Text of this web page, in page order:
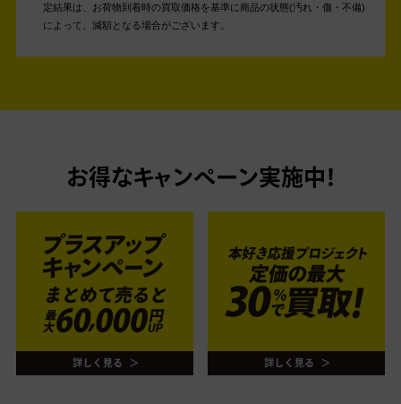
定結果は、お荷物到着時の買取価格を基準に商品の状態(汚れ・傷・不備)
によって、減額となる場合がございます。
お得なキャンペーン実施中！